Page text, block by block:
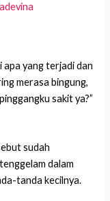
apa yang terjadi dan
merasa bingung,
sakit ya?”
sudah
dalam
tanda kecilnya.